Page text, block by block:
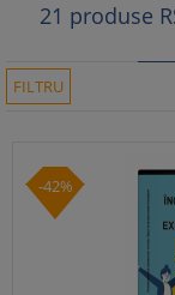
21 produse
FILTRU
-42%